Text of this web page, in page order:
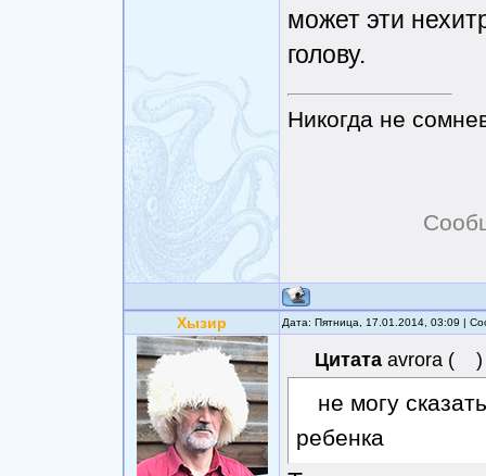
может эти
голову.
Никогда не
Хызир Дата: Пятница, 17.01.2014, 03:09 |
Цитата avrora ( )
не могу
ребенка